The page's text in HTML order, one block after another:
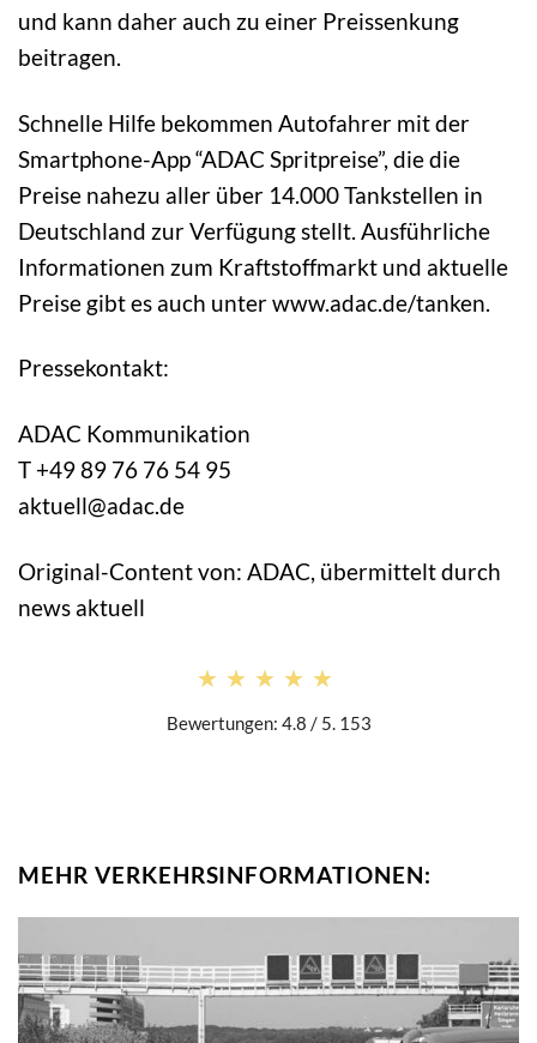
und kann daher auch zu einer Preissenkung
beitragen.
Schnelle Hilfe bekommen Autofahrer mit der
Smartphone-App “ADAC Spritpreise”, die die
Preise nahezu aller über 14.000 Tankstellen in
Deutschland zur Verfügung stellt. Ausführliche
Informationen zum Kraftstoffmarkt und aktuelle
Preise gibt es auch unter www.adac.de/tanken.
Pressekontakt:
ADAC Kommunikation
T +49 89 76 76 54 95
aktuell@adac.de
Original-Content von: ADAC, übermittelt durch
news aktuell
★★★★★
★★★★★
Bewertungen: 4.8 / 5. 153
MEHR VERKEHRSINFORMATIONEN: